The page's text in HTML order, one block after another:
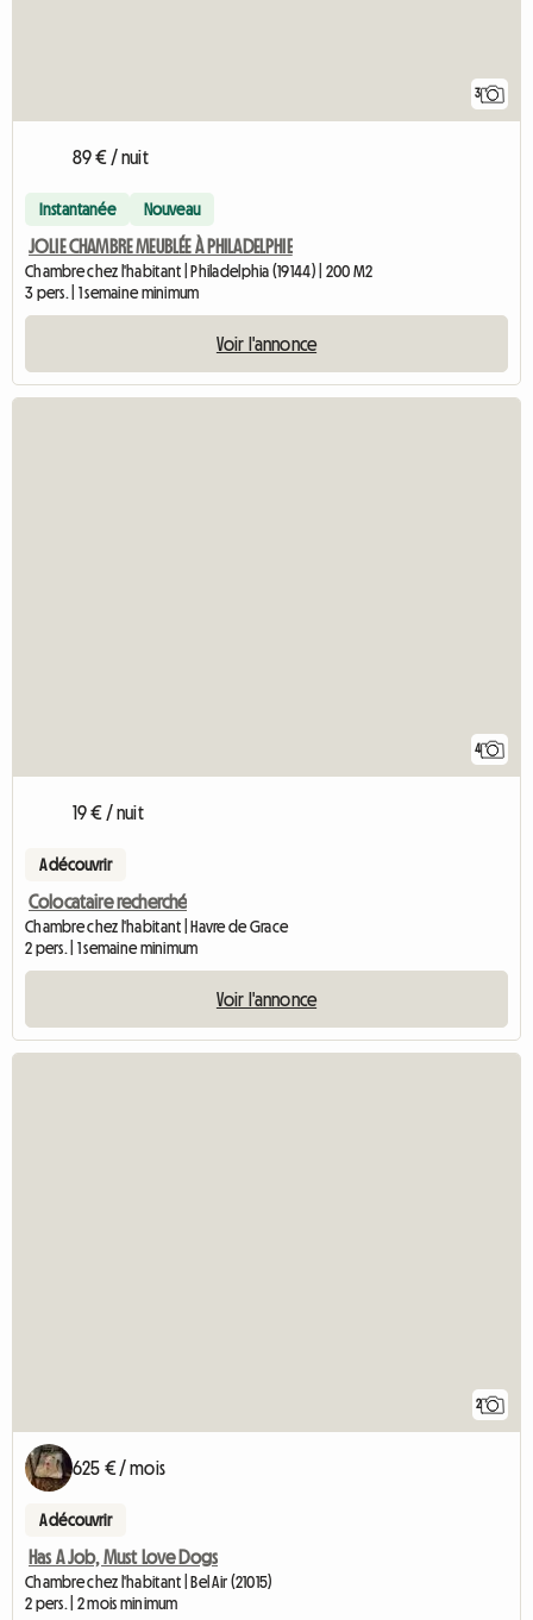
3
89 € / nuit
Instantanée Nouveau
JOLIE CHAMBRE MEUBLÉE À PHILADELPHIE
Chambre chez l'habitant | Philadelphia (19144) | 200 M2
3 pers. | 1 semaine minimum
Voir l'annonce
4
19 € / nuit
A découvrir
Colocataire recherché
Chambre chez l'habitant | Havre de Grace
2 pers. | 1 semaine minimum
Voir l'annonce
2
625 € / mois
A découvrir
Has A Job, Must Love Dogs
Chambre chez l'habitant | Bel Air (21015)
2 pers. | 2 mois minimum